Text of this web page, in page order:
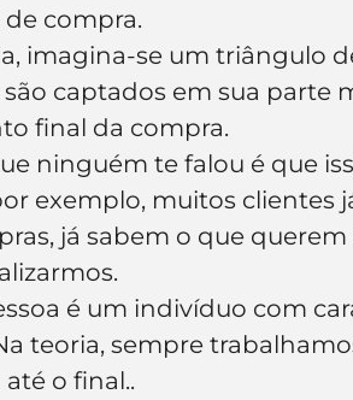
Embalagens
compra.
imagina-se um triângulo
captados em sua parte
final da compra.
ninguém te falou é que
exemplo, muitos clientes
já sabem o que
é um indivíduo com
teoria, sempre
o final..